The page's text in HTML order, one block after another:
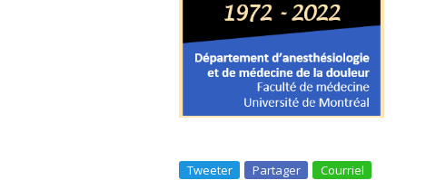
Tweeter Partager Courriel